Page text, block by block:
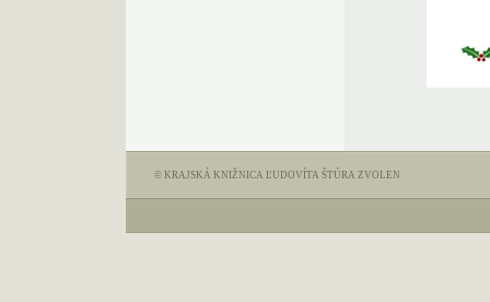
© KRAJSKÁ KNIŽNICA ĽUDOVÍTA ŠTÚRA ZVOLEN